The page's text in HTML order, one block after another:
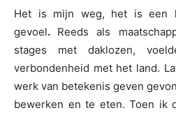
Het is mijn weg, het is een
gevoel. Reeds als
stages met daklozen,
verbondenheid met het land.
werk van betekenis geven
bewerken en te eten. Toen ik